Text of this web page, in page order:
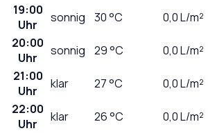
19:00
Uhr
sonnig 30°C 0,0L/m²
20:00
Uhr
sonnig 29°C 0,0L/m²
21:00
Uhr
klar 27°C 0,0L/m²
22:00
Uhr
klar 26°C 0,0L/m²